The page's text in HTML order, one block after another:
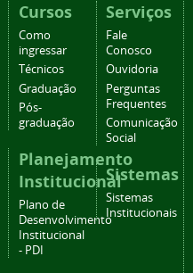
Cursos
Como
ingressar
Técnicos
Graduação
Pós-
graduação
Planejamento
Institucional
Plano de
Desenvolvimento
Institucional
- PDI
Serviços
Fale
Conosco
Ouvidoria
Perguntas
Frequentes
Comunicação
Social
Sistemas
Sistemas
Institucionais